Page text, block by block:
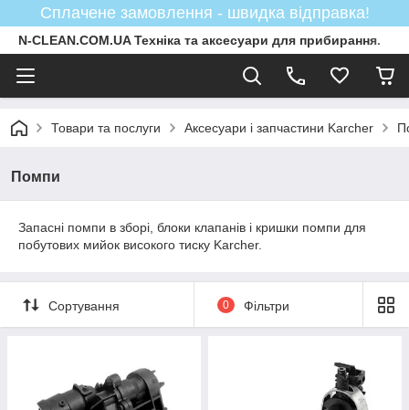
Сплачене замовлення - швидка відправка!
N-CLEAN.COM.UA Техніка та аксесуари для прибирання.
Товари та послуги Аксесуари і запчастини Karcher
Помпи
Запасні помпи в зборі, блоки клапанів і кришки помпи для
побутових мийок високого тиску Karcher.
Сортування 0 Фільтри